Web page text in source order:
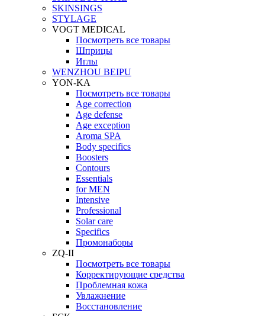
SKINSINGS
STYLAGE
VOGT MEDICAL
Посмотреть все товары
Шприцы
Иглы
WENZHOU BEIPU
YON-KA
Посмотреть все товары
Age correction
Age defense
Age exception
Aroma SPA
Body specifics
Boosters
Contours
Essentials
for MEN
Intensive
Professional
Solar care
Specifics
Промонаборы
ZQ-II
Посмотреть все товары
Корректирующие средства
Проблемная кожа
Увлажнение
Восстановление